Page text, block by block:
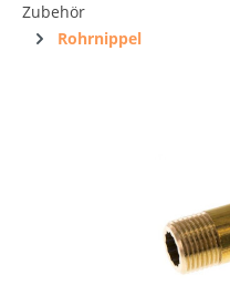
Zubehör
Rohrnippel